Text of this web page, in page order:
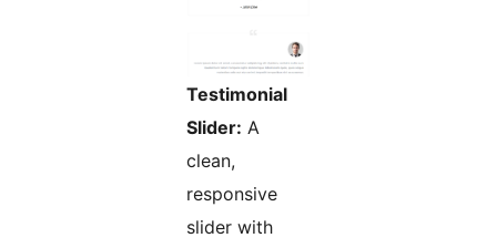
Testimonial
Slider: A
clean,
responsive
slider with